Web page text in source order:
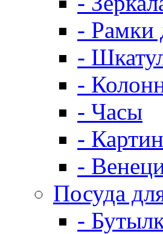
- Рамки
-
-
- Часы
-
-
Посуда
-